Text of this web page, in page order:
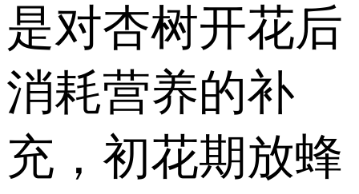
是对杏树开花后
消耗营养的补
充，初花期放蜂